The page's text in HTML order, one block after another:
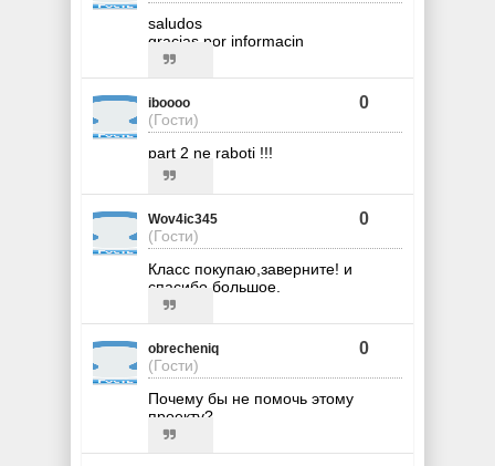
saludos
gracias por informacin
iboooo
(Гости)
0
part 2 ne raboti !!!
Wov4ic345
(Гости)
0
Класс покупаю,заверните! и
спасибо большое.
obrecheniq
(Гости)
0
Почему бы не помочь этому
проекту?